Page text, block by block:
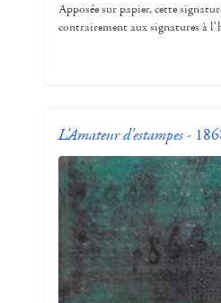
Apposée sur papier, cette
contrairement aux signatures à
L'Amateur d'estampes-